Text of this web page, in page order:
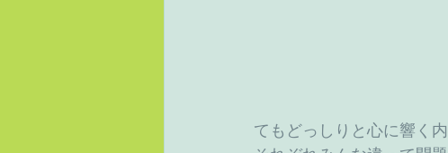
てもどっしりと心に響く